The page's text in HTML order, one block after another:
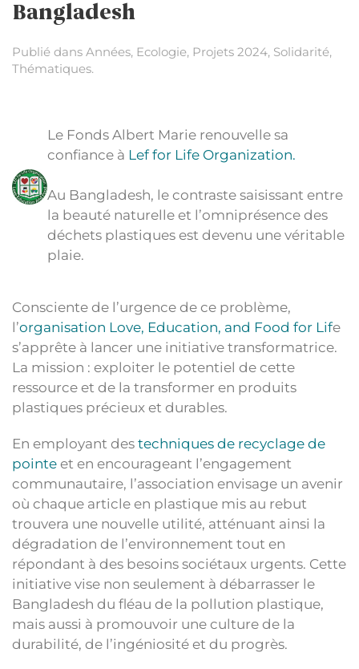
Bangladesh
Publié dans Années, Ecologie, Projets 2024, Solidarité,
Thématiques.
Le Fonds Albert Marie renouvelle sa
confiance à Lef for Life Organization.
Au Bangladesh, le contraste saisissant entre
la beauté naturelle et l’omniprésence des
déchets plastiques est devenu une véritable
plaie.
Consciente de l’urgence de ce problème,
l’organisation Love, Education, and Food for Life
s’apprête à lancer une initiative transformatrice.
La mission : exploiter le potentiel de cette
ressource et de la transformer en produits
plastiques précieux et durables.
En employant des techniques de recyclage de
pointe et en encourageant l’engagement
communautaire, l’association envisage un avenir
où chaque article en plastique mis au rebut
trouvera une nouvelle utilité, atténuant ainsi la
dégradation de l’environnement tout en
répondant à des besoins sociétaux urgents. Cette
initiative vise non seulement à débarrasser le
Bangladesh du fléau de la pollution plastique,
mais aussi à promouvoir une culture de la
durabilité, de l’ingéniosité et du progrès.